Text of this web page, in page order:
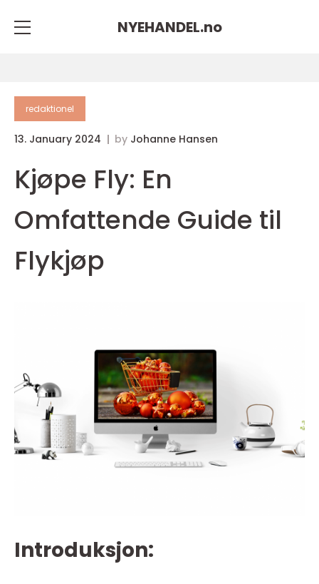
NYEHANDEL.no
redaktionel
13. January 2024 by Johanne Hansen
Kjøpe Fly: En
Omfattende Guide til
Flykjøp
Introduksjon: